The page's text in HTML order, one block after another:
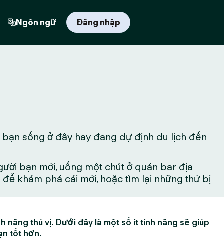
Ngôn ngữ Đăng nhập
sống ở đây hay đang dự định du lịch đến
bạn mới, uống một chút ở quán bar địa
khám phá cái mới, hoặc tìm lại những thứ bị
năng thú vị. Dưới đây là một số ít tính năng sẽ giúp
tốt hơn.